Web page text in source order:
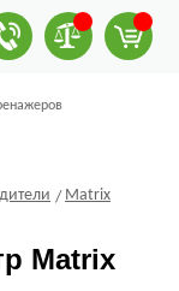
Matrix
Matrix